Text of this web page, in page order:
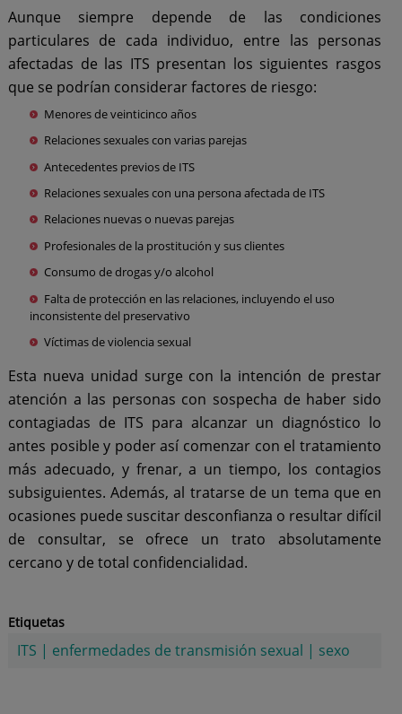
Aunque siempre depende de las condiciones
particulares de cada individuo, entre las personas
afectadas de las ITS presentan los siguientes rasgos
que se podrían considerar factores de riesgo:
Menores de veinticinco años
Relaciones sexuales con varias parejas
Antecedentes previos de ITS
Relaciones sexuales con una persona afectada de ITS
Relaciones nuevas o nuevas parejas
Profesionales de la prostitución y sus clientes
Consumo de drogas y/o alcohol
Falta de protección en las relaciones, incluyendo el uso
inconsistente del preservativo
Víctimas de violencia sexual
Esta nueva unidad surge con la intención de prestar
atención a las personas con sospecha de haber sido
contagiadas de ITS para alcanzar un diagnóstico lo
antes posible y poder así comenzar con el tratamiento
más adecuado, y frenar, a un tiempo, los contagios
subsiguientes. Además, al tratarse de un tema que en
ocasiones puede suscitar desconfianza o resultar difícil
de consultar, se ofrece un trato absolutamente
cercano y de total confidencialidad.
Etiquetas
ITS | enfermedades de transmisión sexual | sexo